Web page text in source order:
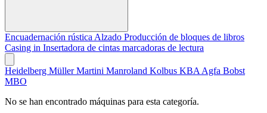
Encuadernación rústica Alzado Producción de bloques de libros
Casing in Insertadora de cintas marcadoras de lectura
Heidelberg Müller Martini Manroland Kolbus KBA Agfa Bobst
MBO
No se han encontrado máquinas para esta categoría.